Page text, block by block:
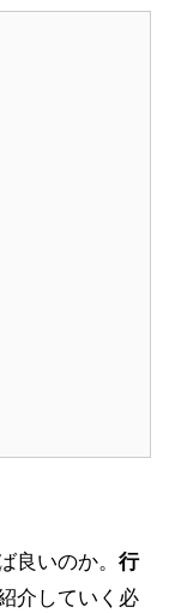
いのか。 行
介していく必